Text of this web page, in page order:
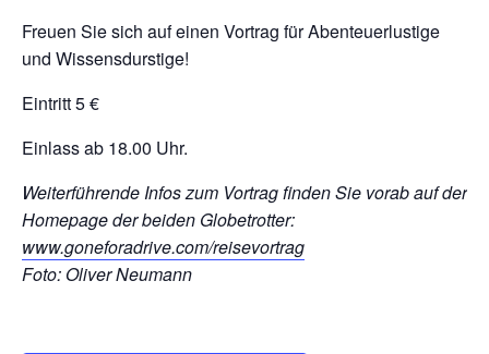
Freuen Sie sich auf einen Vortrag für Abenteuerlustige
und Wissensdurstige!
Eintritt 5 €
Einlass ab 18.00 Uhr.
Weiterführende Infos zum Vortrag finden Sie vorab auf der
Homepage der beiden Globetrotter:
www.goneforadrive.com/reisevortrag
Foto: Oliver Neumann